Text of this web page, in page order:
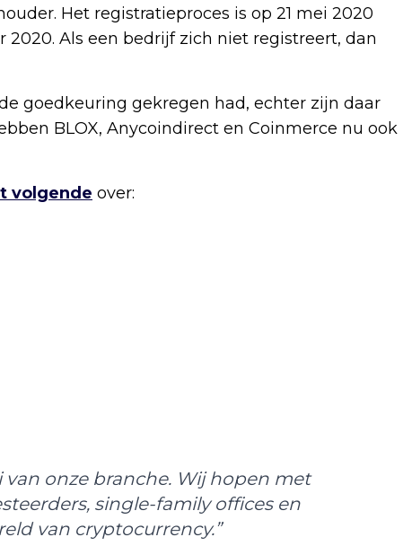
Het registratieproces is op 21 mei 2020
Als een bedrijf zich niet registreert, dan
goedkeuring gekregen had, echter zijn daar
BLOX, Anycoindirect en Coinmerce nu ook
volgende over:
onze branche. Wij hopen met
single-family offices en
van cryptocurrency.”